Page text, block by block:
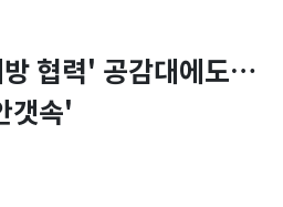
협력' 공감대에도…
갯속'